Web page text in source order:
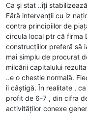
Ca și stat ..îți
Fără intervenții cu iz
contra principiilor de
circula local ptr că firma
construcțiilor preferă să
mai simplu de procurat
milcării capitalului
..e o chestie normală.
îi câștigă. În realitate ,
profit de 6-7 , din cifra
activităților conexe